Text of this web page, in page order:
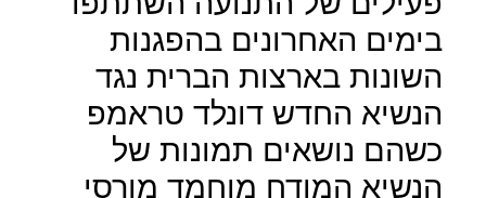
בימים האחרונים בהפגנות
השונות בארצות הברית נגד
הנשיא החדש דונלד טראמפ
כשהם נושאים תמונות של
הנשיא המודח מוחמד מורסי